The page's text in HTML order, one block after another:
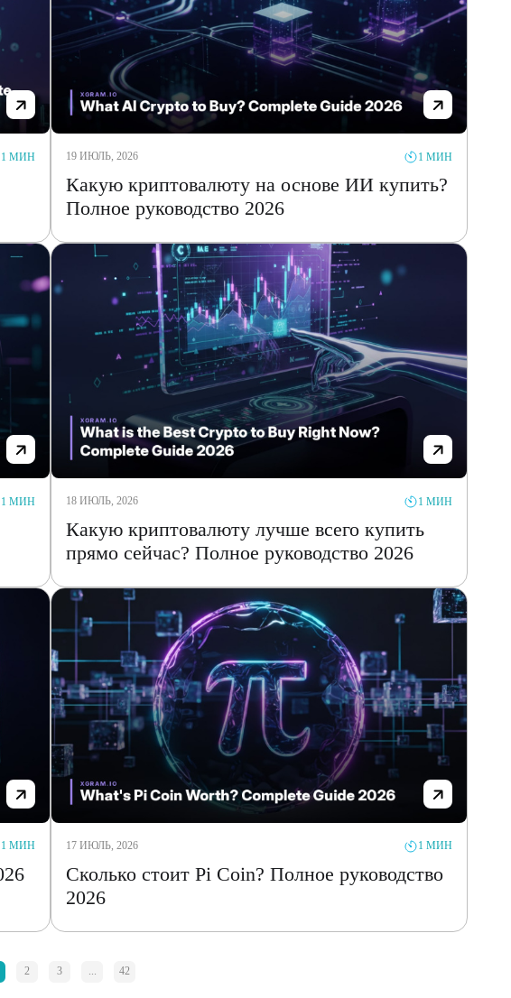
1 МИН 19 ИЮЛЬ, 2026 1 МИН
Какую криптовалюту на основе ИИ купить?
Полное руководство 2026
1 МИН 18 ИЮЛЬ, 2026 1 МИН
Какую криптовалюту лучше всего купить
прямо сейчас? Полное руководство 2026
1 МИН 17 ИЮЛЬ, 2026 1 МИН
Сколько стоит Pi Coin? Полное руководство
2026
2 3 ... 42